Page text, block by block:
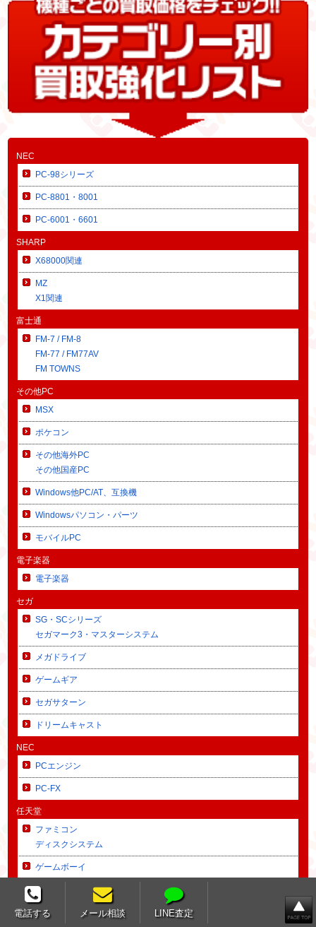
NEC
PC-98シリーズ
PC-8801・8001
PC-6001・6601
SHARP
X68000関連
MZ
X1関連
富士通
FM-7 / FM-8
FM-77 / FM77AV
FM TOWNS
その他PC
MSX
ポケコン
その他海外PC
その他国産PC
Windows他PC/AT、互換機
Windowsパソコン・パーツ
モバイルPC
電子楽器
電子楽器
セガ
SG・SCシリーズ
セガマーク3・マスターシステム
メガドライブ
ゲームギア
セガサターン
ドリームキャスト
NEC
PCエンジン
PC-FX
任天堂
ファミコン
ディスクシステム
ゲームボーイ
ゲームボーイアドバンス
スーパーファミコン
電話する メール相談 LINE査定